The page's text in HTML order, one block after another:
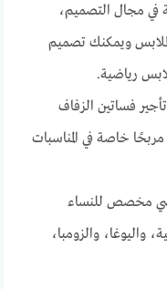
في مجال التصميم،
ويمكنك تصميم
رياضية.
فساتين الزفاف
خاصة في المناسبات
مخصص للنساء
واليوغا، والزومبا،